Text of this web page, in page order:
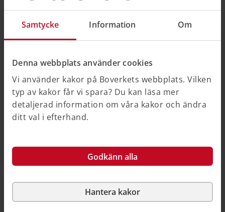
Samtycke Information Om
Denna webbplats använder cookies
Vi använder kakor på Boverkets webbplats. Vilken
typ av kakor får vi spara? Du kan läsa mer
detaljerad information om våra kakor och ändra
ditt val i efterhand.
Godkänn alla
Hantera kakor
Du kan ladda ner och läsa Boverkets rapport i sin
helhet på sidan Uppdrag att föreslå lättnader i kraven
på förvaring och förråd för studentbostäder och
särskilda boenden.
Uppdrag att föreslå lättnader i kraven på förvaring och
äldre
Rapporten har överlämnats till regeringen